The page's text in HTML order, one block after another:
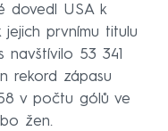
dovedl USA k
prvnímu titulu
navštívilo 53 341
rekord zápasu
v počtu gólů ve
žen.